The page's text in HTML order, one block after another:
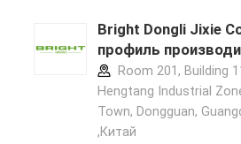
Bright Dongli Jixie
профиль
Room 201, Building
Hengtang Industrial
Town, Dongguan,
,Китай